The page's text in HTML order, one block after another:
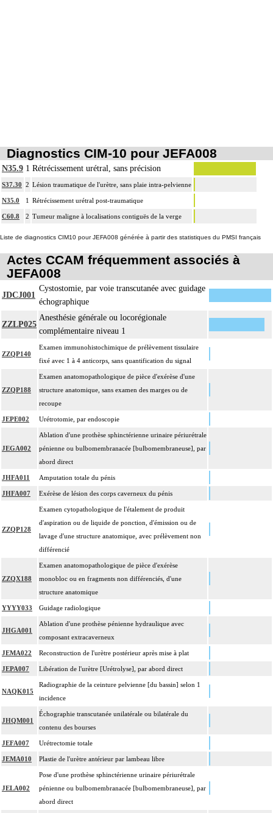
Diagnostics CIM-10 pour JEFA008
N35.9 1 Rétrécissement urétral, sans précision
S37.30 2 Lésion traumatique de l'urètre, sans plaie intra-pelvienne
N35.0 1 Rétrécissement urétral post-traumatique
C60.8 2 Tumeur maligne à localisations contiguës de la verge
Liste de diagnostics CIM10 pour JEFA008 générée à partir des statistiques du PMSI français
Actes CCAM fréquemment associés à
JEFA008
JDCJ001
Cystostomie, par voie transcutanée avec guidage
échographique
ZZLP025
Anesthésie générale ou locorégionale
complémentaire niveau 1
ZZQP140
Examen immunohistochimique de prélèvement tissulaire
fixé avec 1 à 4 anticorps, sans quantification du signal
ZZQP188
Examen anatomopathologique de pièce d'exérèse d'une
structure anatomique, sans examen des marges ou de
recoupe
JEPE002 Urétrotomie, par endoscopie
JEGA002
Ablation d'une prothèse sphinctérienne urinaire périurétrale
pénienne ou bulbomembranacée [bulbomembraneuse], par
abord direct
JHFA011 Amputation totale du pénis
JHFA007 Exérèse de lésion des corps caverneux du pénis
ZZQP128
Examen cytopathologique de l'étalement de produit
d'aspiration ou de liquide de ponction, d'émission ou de
lavage d'une structure anatomique, avec prélèvement non
différencié
ZZQX188
Examen anatomopathologique de pièce d'exérèse
monobloc ou en fragments non différenciés, d'une
structure anatomique
YYYY033 Guidage radiologique
JHGA001
Ablation d'une prothèse pénienne hydraulique avec
composant extracaverneux
JEMA022 Reconstruction de l'urètre postérieur après mise à plat
JEPA007 Libération de l'urètre [Urétrolyse], par abord direct
NAQK015
Radiographie de la ceinture pelvienne [du bassin] selon 1
incidence
JHQM001
Échographie transcutanée unilatérale ou bilatérale du
contenu des bourses
JEFA007 Urétrectomie totale
JEMA010 Plastie de l'urètre antérieur par lambeau libre
JELA002
Pose d'une prothèse sphinctérienne urinaire périurétrale
pénienne ou bulbomembranacée [bulbomembraneuse], par
abord direct